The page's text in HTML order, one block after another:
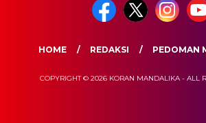
HOME REDAKSI PEDOMAN
COPYRIGHT © 2026 KORAN MANDALIKA - ALL